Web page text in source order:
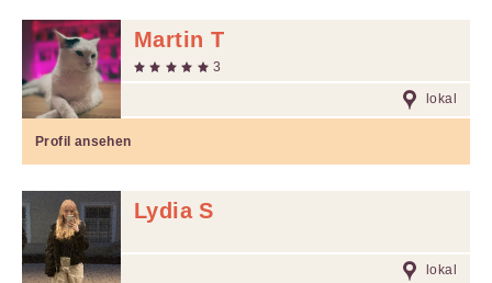
Martin T
3
lokal
Profil ansehen
Lydia S
lokal